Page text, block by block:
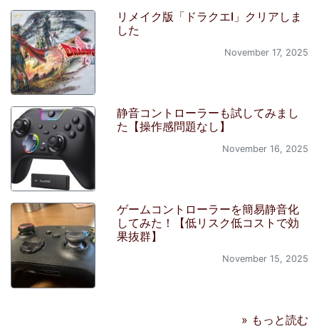
リメイク版「ドラクエI」クリアしま
した
November 17, 2025
静音コントローラーも試してみまし
た【操作感問題なし】
November 16, 2025
ゲームコントローラーを簡易静音化
してみた！【低リスク低コストで効
果抜群】
November 15, 2025
» もっと読む